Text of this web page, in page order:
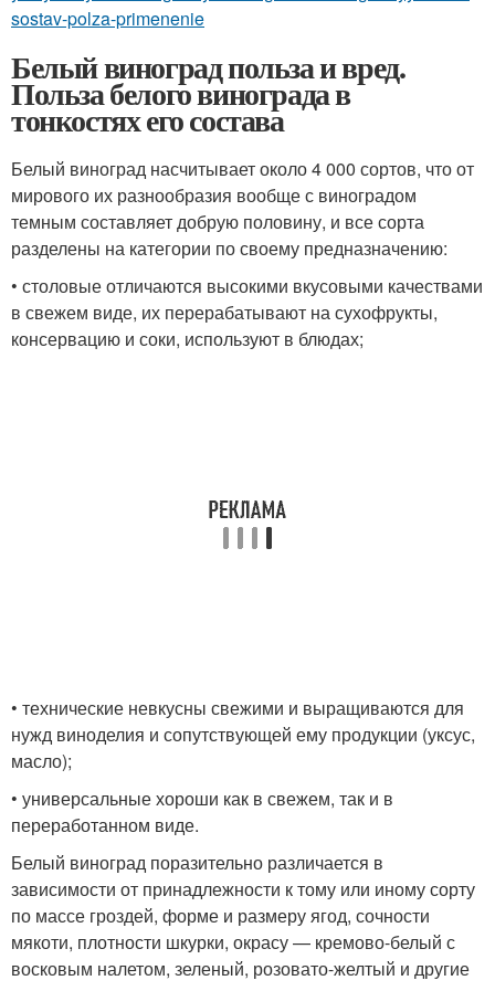
sostav-polza-primenenie
Белый виноград польза и вред.
Польза белого винограда в
тонкостях его состава
Белый виноград насчитывает около 4 000 сортов, что от
мирового их разнообразия вообще с виноградом
темным составляет добрую половину, и все сорта
разделены на категории по своему предназначению:
• столовые отличаются высокими вкусовыми качествами
в свежем виде, их перерабатывают на сухофрукты,
консервацию и соки, используют в блюдах;
• технические невкусны свежими и выращиваются для
нужд виноделия и сопутствующей ему продукции (уксус,
масло);
• универсальные хороши как в свежем, так и в
переработанном виде.
Белый виноград поразительно различается в
зависимости от принадлежности к тому или иному сорту
по массе гроздей, форме и размеру ягод, сочности
мякоти, плотности шкурки, окрасу — кремово-белый с
восковым налетом, зеленый, розовато-желтый и другие